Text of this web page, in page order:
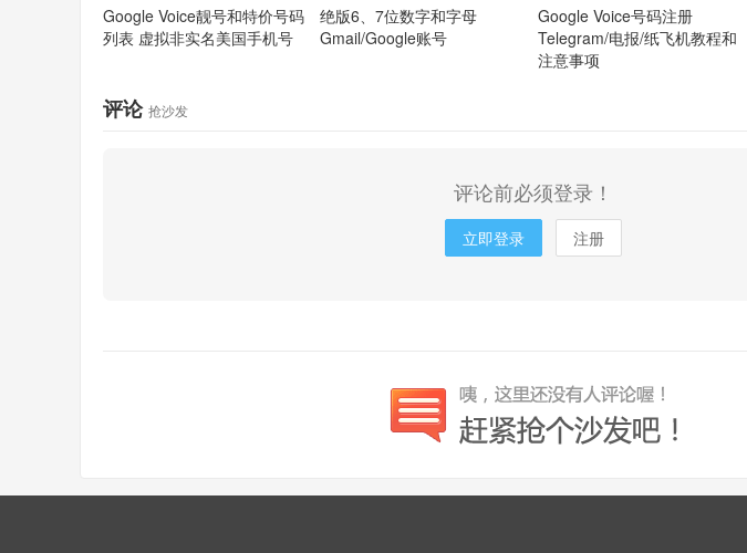
Google Voice靓号和特价号码
列表 虚拟非实名美国手机号
绝版6、7位数字和字母
Gmail/Google账号
Google Voice号码注册
Telegram/电报/纸飞机教程和
注意事项
评论 抢沙发
评论前必须登录！
立即登录 注册